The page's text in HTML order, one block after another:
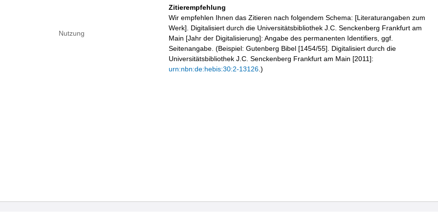
Nutzung
Zitierempfehlung
Wir empfehlen Ihnen das Zitieren nach folgendem Schema: [Literaturangaben zum
Werk]. Digitalisiert durch die Universitätsbibliothek J.C. Senckenberg Frankfurt am
Main [Jahr der Digitalisierung]: Angabe des permanenten Identifiers, ggf.
Seitenangabe. (Beispiel: Gutenberg Bibel [1454/55]. Digitalisiert durch die
Universitätsbibliothek J.C. Senckenberg Frankfurt am Main [2011]:
urn:nbn:de:hebis:30:2-13126 .)